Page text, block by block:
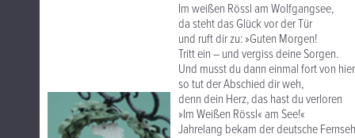
Im weißen Rössl am Wolfgangsee,
da steht das Glück vor der Tür
und ruft dir zu: »Guten Morgen!
Tritt ein – und vergiss deine Sorgen.
Und musst du dann einmal fort von
so tut der Abschied dir weh,
denn dein Herz, das hast du verloren
»Im Weißen Rössl« am See!«
Jahrelang bekam der deutsche